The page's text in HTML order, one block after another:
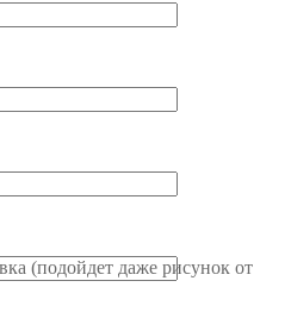
(подойдет даже рисунок от